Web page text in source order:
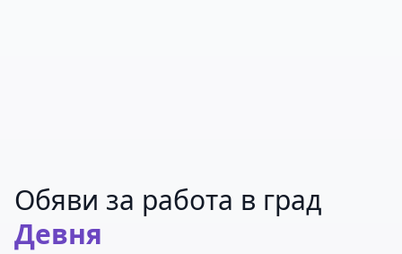
Обяви за работа в град
Девня